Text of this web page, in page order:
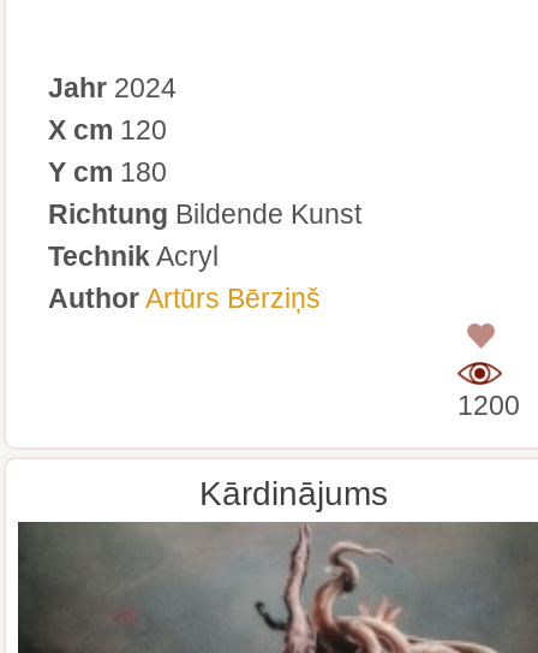
Jahr 2024
X cm 120
Y cm 180
Richtung Bildende Kunst
TechnikAcryl
AuthorArtūrs Bērziņš
1200
Kārdinājums